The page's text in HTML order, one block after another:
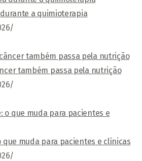
a quimioterapia
/
também passa pela nutrição
/
que muda para pacientes e clínicas
/